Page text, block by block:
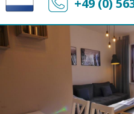
+49 (0)